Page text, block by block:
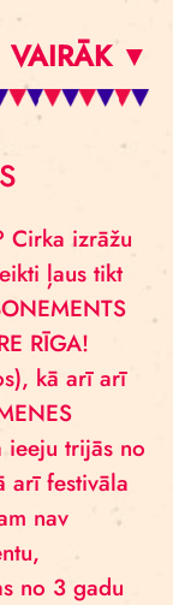
VAIRĀK ▼
Cirka izrāžu
ļaus tikt
RĪGA!
kā arī arī
ieeju trijās no
arī festivāla
nav
no 3 gadu